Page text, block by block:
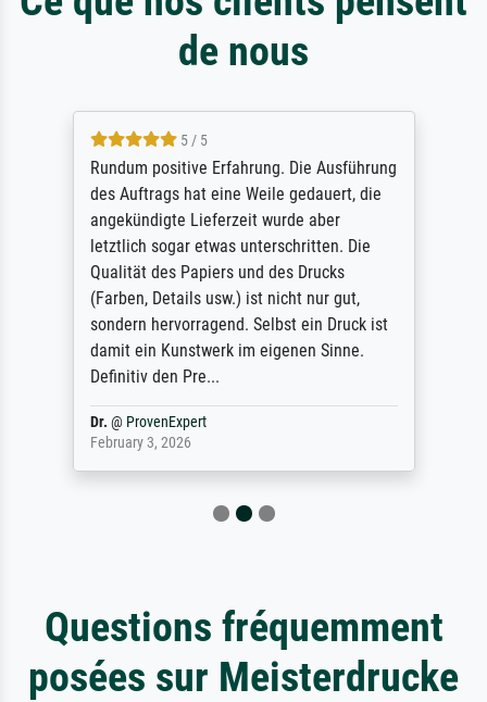
de nous
5 / 5
Rundum positive Erfahrung. Die Ausführung
des Auftrags hat eine Weile gedauert, die
angekündigte Lieferzeit wurde aber
letztlich sogar etwas unterschritten. Die
Qualität des Papiers und des Drucks
(Farben, Details usw.) ist nicht nur gut,
sondern hervorragend. Selbst ein Druck ist
damit ein Kunstwerk im eigenen Sinne.
Definitiv den Pre...
Dr. @ ProvenExpert
February 3, 2026
Questions fréquemment
posées sur Meisterdrucke